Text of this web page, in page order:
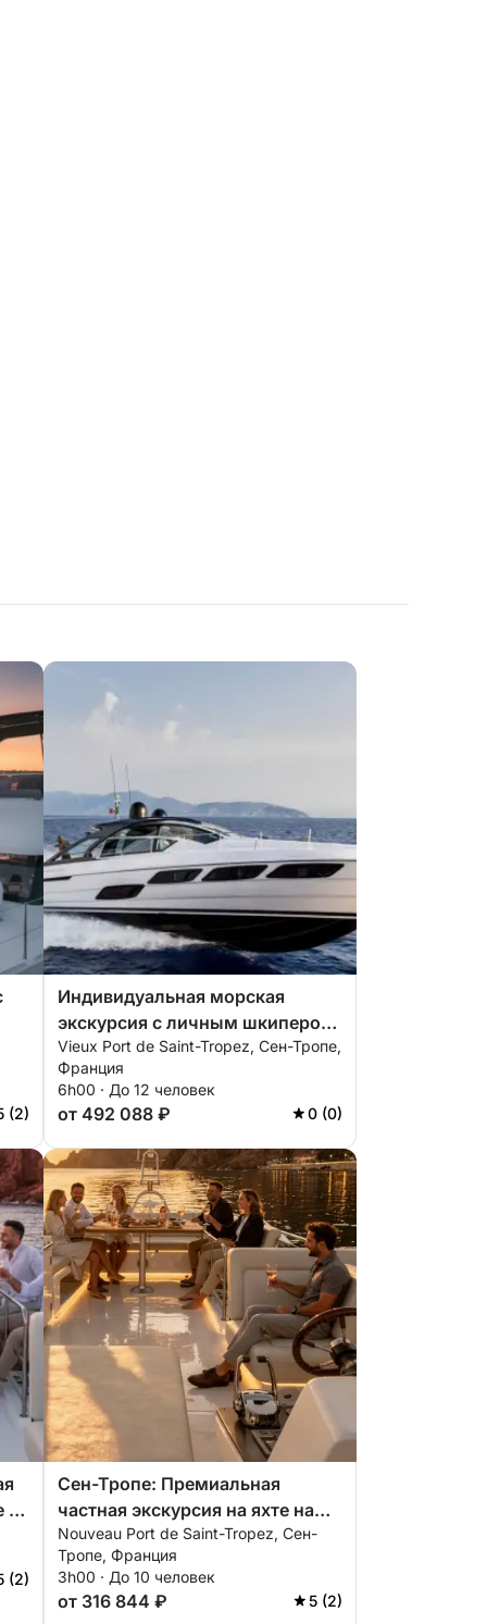
(2)
Индивидуальная морская
экскурсия с личным шкипером
| Однодневная поездка на яхте
премиум-класса Pershing 5X –
Сен-Тропе, Пампелон и Кап-
Тайя | Шампанское,
сапсерфинг, сноркелинг,
подводный скутер
Vieux Port de Saint-Tropez, Сен-Тропе,
Франция
6h00 · До 12 человек
от 492 088 ₽ 0 (0)
в
(2)
Сен-Тропе: Премиальная
частная экскурсия на яхте на
закате в горах Эстерель с
аперитивом, катанием на
сапборде и сноркелингом.
Nouveau Port de Saint-Tropez, Сен-
Тропе, Франция
3h00 · До 10 человек
от 316 844 ₽ 5 (2)